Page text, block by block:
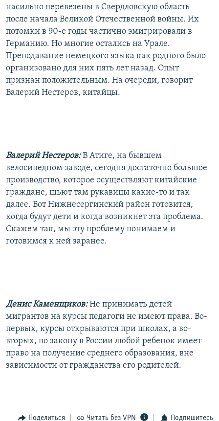
насильно перевезены в Свердловскую область
после начала Великой Отечественной войны. Их
потомки в 90-е годы частично эмигрировали в
Германию. Но многие остались на Урале.
Преподавание немецкого языка как родного было
организовано для них пять лет назад. Опыт
признан положительным. На очереди, говорит
Валерий Нестеров, китайцы.
Валерий Нестеров:В Атиге, на бывшем
велосипедном заводе, сегодня достаточно большое
производство, которое осуществляют китайские
граждане, шьют там рукавицы какие-то и так
далее. Вот Нижнесергинский район готовится,
когда будут дети и когда возникнет эта проблема.
Скажем так, мы эту проблему понимаем и
готовимся к ней заранее.
Денис Каменщиков:Не принимать детей
мигрантов на курсы педагоги не имеют права. Во-
первых, курсы открываются при школах, а во-
вторых, по закону в России любой ребенок имеет
право на получение среднего образования, вне
зависимости от гражданства его родителей.
Поделиться Читать без VPN Подпишитесь